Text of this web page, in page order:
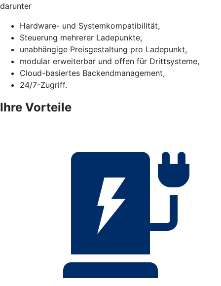
darunter
Hardware- und Systemkompatibilität,
Steuerung mehrerer Ladepunkte,
unabhängige Preisgestaltung pro Ladepunkt,
modular erweiterbar und offen für Drittsysteme,
Cloud-basiertes Backendmanagement,
24/7-Zugriff.
Ihre Vorteile